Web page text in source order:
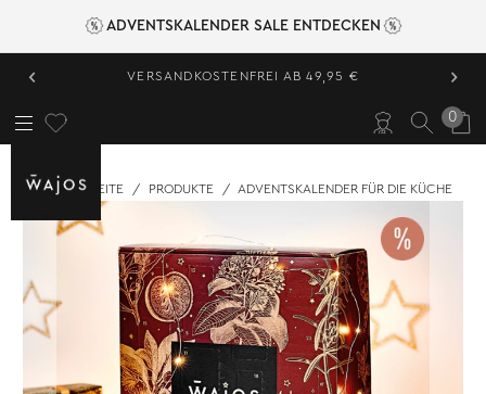
ADVENTSKALENDER SALE ENTDECKEN
‹ VERSANDKOSTENFREI AB 49,95 € ›
0
STARTSEITE / PRODUKTE / ADVENTSKALENDER FÜR DIE KÜCHE